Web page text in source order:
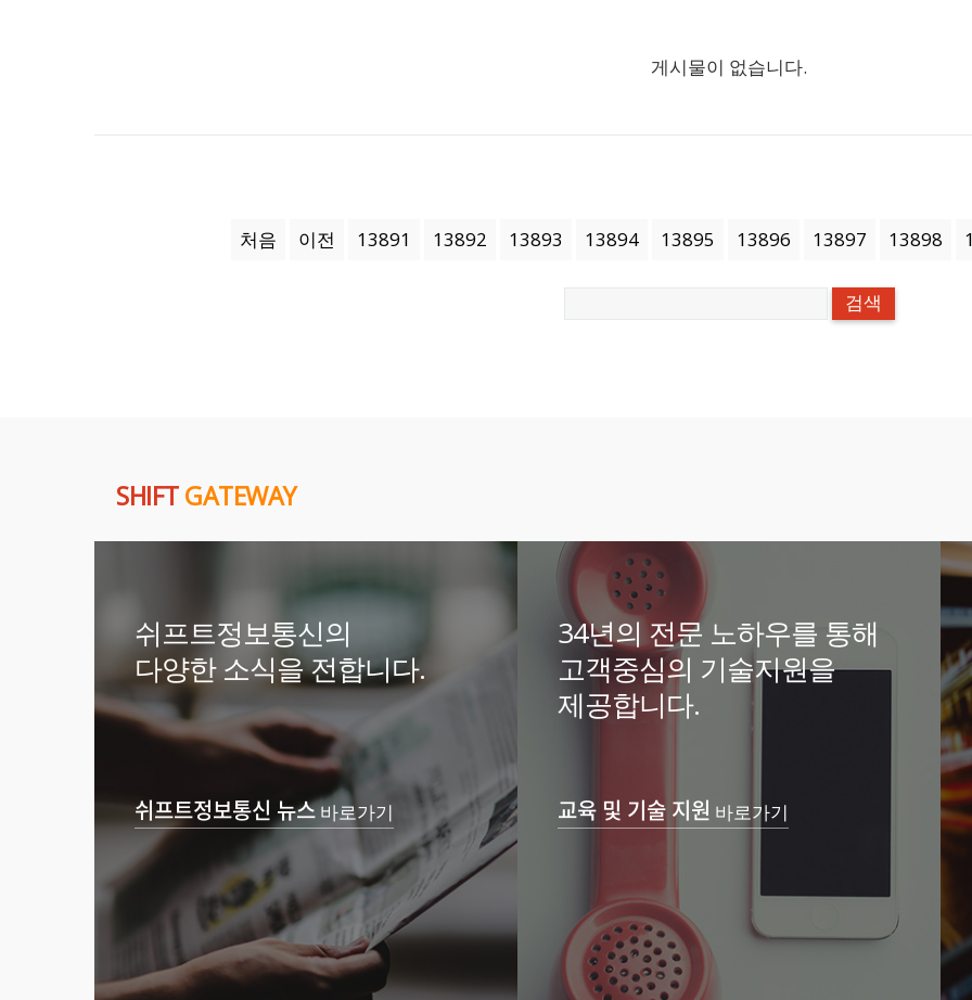
게시물이 없습니다.
처음 이전 13891 13892 13893 13894 13895 13896 13897 13898
SHIFTGATEWAY
쉬프트정보통신의
다양한 소식을 전합니다.
쉬프트정보통신 뉴스 바로가기
34년의 전문 노하우를 통해
고객중심의 기술지원을
제공합니다.
교육 및 기술 지원 바로가기